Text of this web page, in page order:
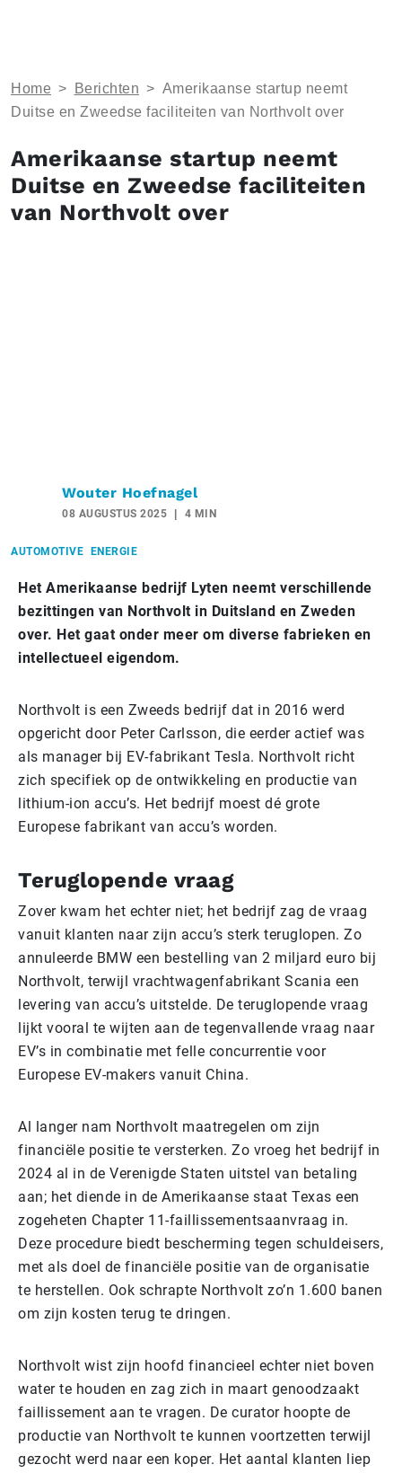
Home > Berichten > Amerikaanse startup neemt
Duitse en Zweedse faciliteiten van Northvolt over
Amerikaanse startup neemt
Duitse en Zweedse faciliteiten
van Northvolt over
Wouter Hoefnagel
08 AUGUSTUS 2025 4 MIN
AUTOMOTIVE ENERGIE
Het Amerikaanse bedrijf Lyten neemt verschillende
bezittingen van Northvolt in Duitsland en Zweden
over. Het gaat onder meer om diverse fabrieken en
intellectueel eigendom.
Northvolt is een Zweeds bedrijf dat in 2016 werd
opgericht door Peter Carlsson, die eerder actief was
als manager bij EV-fabrikant Tesla. Northvolt richt
zich specifiek op de ontwikkeling en productie van
lithium-ion accu’s. Het bedrijf moest dé grote
Europese fabrikant van accu’s worden.
Teruglopende vraag
Zover kwam het echter niet; het bedrijf zag de vraag
vanuit klanten naar zijn accu’s sterk teruglopen. Zo
annuleerde BMW een bestelling van 2 miljard euro bij
Northvolt, terwijl vrachtwagenfabrikant Scania een
levering van accu’s uitstelde. De teruglopende vraag
lijkt vooral te wijten aan de tegenvallende vraag naar
EV’s in combinatie met felle concurrentie voor
Europese EV-makers vanuit China.
Al langer nam Northvolt maatregelen om zijn
financiële positie te versterken. Zo vroeg het bedrijf in
2024 al in de Verenigde Staten uitstel van betaling
aan; het diende in de Amerikaanse staat Texas een
zogeheten Chapter 11-faillissementsaanvraag in.
Deze procedure biedt bescherming tegen schuldeisers,
met als doel de financiële positie van de organisatie
te herstellen. Ook schrapte Northvolt zo’n 1.600 banen
om zijn kosten terug te dringen.
Northvolt wist zijn hoofd financieel echter niet boven
water te houden en zag zich in maart genoodzaakt
faillissement aan te vragen. De curator hoopte de
productie van Northvolt te kunnen voortzetten terwijl
gezocht werd naar een koper. Het aantal klanten liep